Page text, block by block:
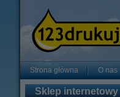
Strona główna O nas
Sklep internetowy